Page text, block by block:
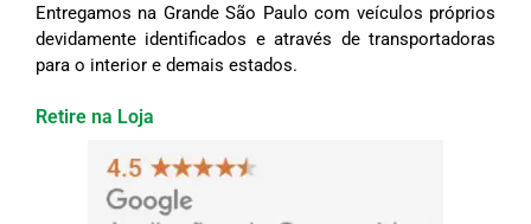
Entregamos na Grande São Paulo com veículos próprios
devidamente identificados e através de transportadoras
para o interior e demais estados.
Retire na Loja